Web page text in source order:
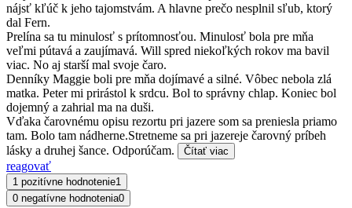
nájsť kľúč k jeho tajomstvám. A hlavne prečo nesplnil sľub, ktorý
dal Fern.
Prelína sa tu minulosť s prítomnosťou. Minulosť bola pre mňa
veľmi pútavá a zaujímavá. Will spred niekoľkých rokov ma bavil
viac. No aj starší mal svoje čaro.
Denníky Maggie boli pre mňa dojímavé a silné. Vôbec nebola zlá
matka. Peter mi prirástol k srdcu. Bol to správny chlap. Koniec bol
dojemný a zahrial ma na duši.
Vďaka čarovnému opisu rezortu pri jazere som sa preniesla priamo
tam. Bolo tam nádherne.Stretneme sa pri jazereje čarovný príbeh
lásky a druhej šance. Odporúčam.
Čítať viac
reagovať
1 pozitívne hodnotenie1
0 negatívne hodnotenia0